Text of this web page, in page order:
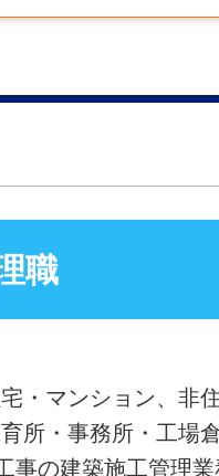
職
・マンション、非
所・事務所・工場
事の建築施工管理